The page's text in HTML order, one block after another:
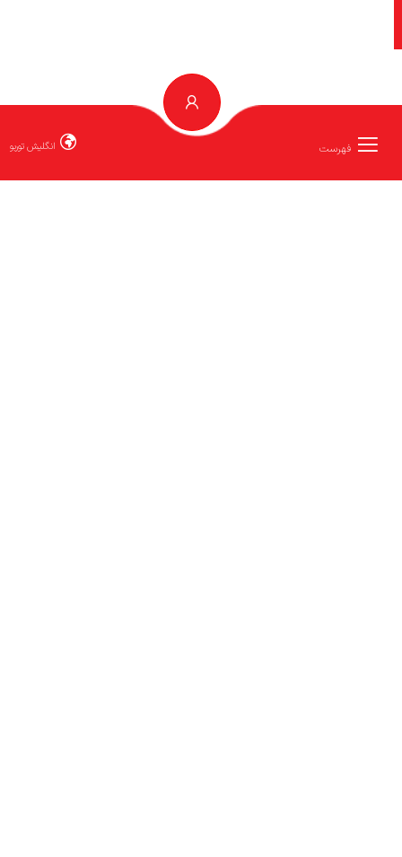
انگلیش توربو